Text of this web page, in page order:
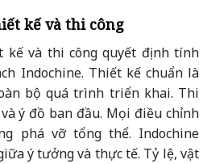
kế và thi công
kế và thi công quyết định tính
Indochine. Thiết kế chuẩn là
bộ quá trình triển khai. Thi
ý đồ ban đầu. Mọi điều chỉnh
phá vỡ tổng thể. Indochine
ý tưởng và thực tế. Tỷ lệ, vật